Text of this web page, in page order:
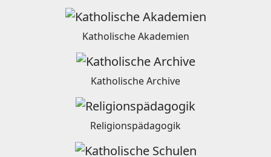
Katholische Akademien
Katholische Archive
Religionspädagogik